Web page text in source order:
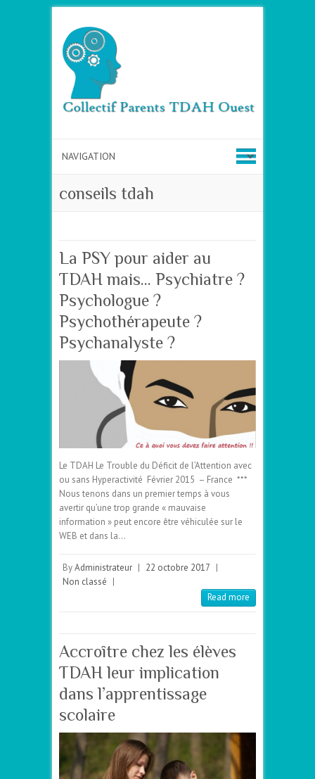
conseils tdah
La PSY pour aider au
TDAH mais… Psychiatre ?
Psychologue ?
Psychothérapeute ?
Psychanalyste ?
Le TDAH Le Trouble du Déficit de l’Attention avec
ou sans Hyperactivité Février 2015 – France ***
Nous tenons dans un premier temps à vous
avertir qu’une trop grande « mauvaise
information » peut encore être véhiculée sur le
WEB et dans la…
ByAdministrateur 22 octobre 2017
Non classé
Read more
Accroître chez les élèves
TDAH leur implication
dans l’apprentissage
scolaire